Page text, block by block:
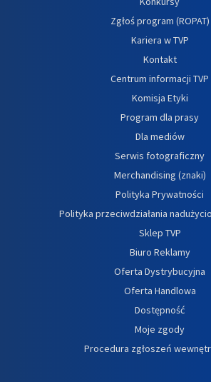
Zgłoś program (ROPAT)
Kariera w TVP
Kontakt
Centrum informacji TVP
Komisja Etyki
Program dla prasy
Dla mediów
Serwis fotograficzny
Merchandising (znaki)
Polityka Prywatności
Polityka przeciwdziałania
Sklep TVP
Biuro Reklamy
Oferta Dystrybucyjna
Oferta Handlowa
Dostępność
Moje zgody
Procedura zgłoszeń